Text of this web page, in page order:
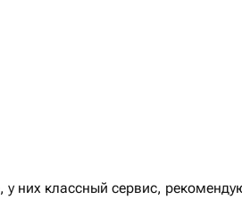
них классный сервис,